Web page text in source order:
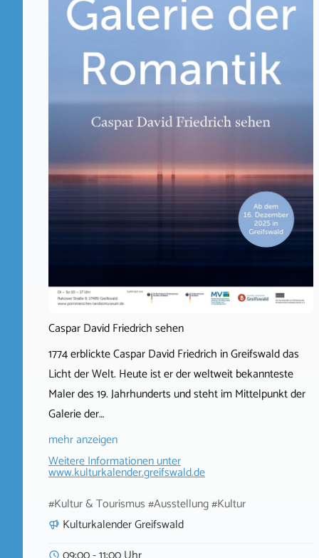
Caspar David Friedrich sehen
1774 erblickte Caspar David Friedrich in Greifswald das
Licht der Welt. Heute ist er der weltweit bekannteste
Maler des 19. Jahrhunderts und steht im Mittelpunkt der
Galerie der…
mehr anzeigen
Weitere Informationen unter
www.kulturkalender.greifswald.de
#Kultur & Tourismus #Ausstellung #Kultur
Kulturkalender Greifswald